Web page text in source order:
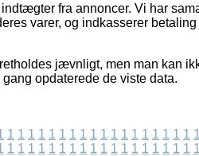
fra annoncer. Vi har
varer, og indkasserer
jævnligt, men man kan
opdaterede de viste data.
1 1 1 1 1 1 1 1 1 1 1 1 1 1 1 1 1 1 1
1 1 1 1 1 1 1 1 1 1 1 1 1 1 1 1 1 1 1